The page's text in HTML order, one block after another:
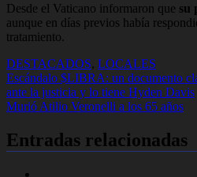
Desde el Vaticano informaron que su
aunque en días previos había
tratamiento.
DESTACADOS, LOCALES
Navegación
de
Escándalo $LIBRA: un documento
ante la justicia y lo tiene Hyden Davis
Murió Atilio Veronelli a los 65 años
Entradas relacionadas